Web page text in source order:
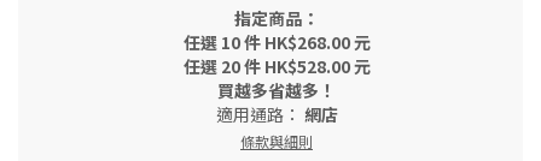
指定商品：
任選 10 件 HK$268.00 元
任選 20 件 HK$528.00 元
買越多省越多！
適用通路： 網店
條款與細則